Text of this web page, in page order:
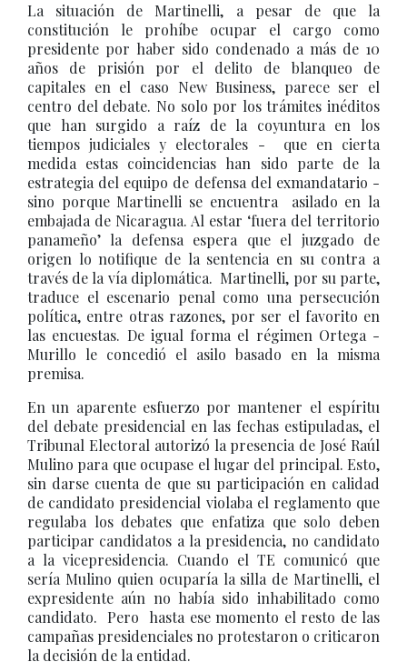
La situación de Martinelli, a pesar de que la
constitución le prohíbe ocupar el cargo como
presidente por haber sido condenado a más de 10
años de prisión por el delito de blanqueo de
capitales en el caso New Business, parece ser el
centro del debate. No solo por los trámites inéditos
que han surgido a raíz de la coyuntura en los
tiempos judiciales y electorales - que en cierta
medida estas coincidencias han sido parte de la
estrategia del equipo de defensa del exmandatario -
sino porque Martinelli se encuentra asilado en la
embajada de Nicaragua. Al estar ‘fuera del territorio
panameño’ la defensa espera que el juzgado de
origen lo notifique de la sentencia en su contra a
través de la vía diplomática. Martinelli, por su parte,
traduce el escenario penal como una persecución
política, entre otras razones, por ser el favorito en
las encuestas. De igual forma el régimen Ortega -
Murillo le concedió el asilo basado en la misma
premisa.
En un aparente esfuerzo por mantener el espíritu
del debate presidencial en las fechas estipuladas, el
Tribunal Electoral autorizó la presencia de José Raúl
Mulino para que ocupase el lugar del principal. Esto,
sin darse cuenta de que su participación en calidad
de candidato presidencial violaba el reglamento que
regulaba los debates que enfatiza que solo deben
participar candidatos a la presidencia, no candidato
a la vicepresidencia. Cuando el TE comunicó que
sería Mulino quien ocuparía la silla de Martinelli, el
expresidente aún no había sido inhabilitado como
candidato. Pero hasta ese momento el resto de las
campañas presidenciales no protestaron o criticaron
la decisión de la entidad.